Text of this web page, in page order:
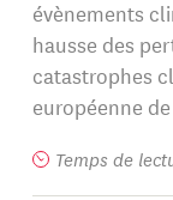
évènements
hausse des
catastrophes
européenne
Temps de